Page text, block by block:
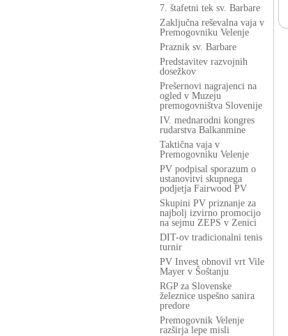
7. štafetni tek sv. Barbare
Zaključna reševalna vaja v
Premogovniku Velenje
Praznik sv. Barbare
Predstavitev razvojnih
dosežkov
Prešernovi nagrajenci na
ogled v Muzeju
premogovništva Slovenije
IV. mednarodni kongres
rudarstva Balkanmine
Taktična vaja v
Premogovniku Velenje
PV podpisal sporazum o
ustanovitvi skupnega
podjetja Fairwood PV
Skupini PV priznanje za
najbolj izvirno promocijo
na sejmu ZEPS v Zenici
DIT-ov tradicionalni tenis
turnir
PV Invest obnovil vrt Vile
Mayer v Šoštanju
RGP za Slovenske
železnice uspešno sanira
predore
Premogovnik Velenje
razširja lepe misli